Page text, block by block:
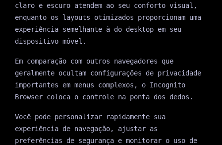
claro e escuro atendem ao seu conforto visual,
enquanto os layouts otimizados proporcionam uma
experiência semelhante à do desktop em seu
dispositivo móvel.
Em comparação com outros navegadores que
geralmente ocultam configurações de privacidade
importantes em menus complexos, o Incognito
Browser coloca o controle na ponta dos dedos.
Você pode personalizar rapidamente sua
experiência de navegação, ajustar as
preferências de segurança e monitorar o uso de